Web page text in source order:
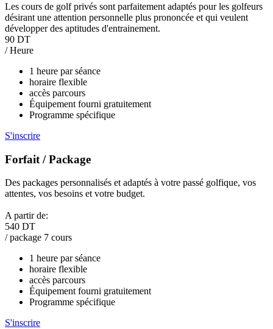
Les cours de golf privés sont parfaitement adaptés pour les golfeurs
désirant une attention personnelle plus prononcée et qui veulent
développer des aptitudes d'entrainement.
90 DT
/ Heure
1 heure par séance
horaire flexible
accès parcours
Équipement fourni gratuitement
Programme spécifique
S'inscrire
Forfait / Package
Des packages personnalisés et adaptés à votre passé golfique, vos
attentes, vos besoins et votre budget.
A partir de:
540 DT
/ package 7 cours
1 heure par séance
horaire flexible
accès parcours
Équipement fourni gratuitement
Programme spécifique
S'inscrire